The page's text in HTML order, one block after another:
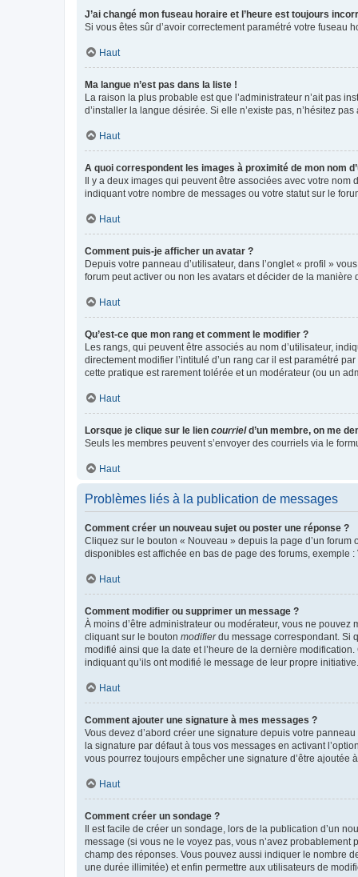
J’ai changé mon fuseau horaire et l’heure est toujours
Si vous êtes sûr d’avoir correctement paramétré votre fuseau
Haut
Ma langue n’est pas dans la liste !
La raison la plus probable est que l’administrateur n’ait pas
d’installer la langue désirée. Si elle n’existe pas, n’hésitez
Haut
A quoi correspondent les images à proximité de mon nom
Il y a deux images qui peuvent être associées avec votre nom
indiquant votre nombre de messages ou votre statut sur le
Haut
Comment puis-je afficher un avatar ?
Depuis votre panneau d’utilisateur, dans l’onglet « profil »
forum peut activer ou non les avatars et décider de la
Haut
Qu’est-ce que mon rang et comment le modifier ?
Les rangs, qui peuvent être associés au nom d’utilisateur,
directement modifier l’intitulé d’un rang car il est paramétré
cette pratique est rarement tolérée et un modérateur (ou un
Haut
Lorsque je clique sur le lien courrield’un membre, on me
Seuls les membres peuvent s’envoyer des courriels via le
Haut
Problèmes liés à la publication de messages
Comment créer un nouveau sujet ou poster une réponse ?
Cliquez sur le bouton « Nouveau » depuis la page d’un
disponibles est affichée en bas de page des forums, exemple
Haut
Comment modifier ou supprimer un message ?
À moins d’être administrateur ou modérateur, vous ne
cliquant sur le bouton modifierdu message correspondant. Si
modifié ainsi que la date et l’heure de la dernière
indiquant qu’ils ont modifié le message de leur propre
Haut
Comment ajouter une signature à mes messages ?
Vous devez d’abord créer une signature depuis votre
la signature par défaut à tous vos messages en activant
vous pourrez toujours empêcher une signature d’être ajoutée
Haut
Comment créer un sondage ?
Il est facile de créer un sondage, lors de la publication d’un
message (si vous ne le voyez pas, vous n’avez
champ des réponses. Vous pouvez aussi indiquer le nombre
une durée illimitée) et enfin permettre aux utilisateurs de